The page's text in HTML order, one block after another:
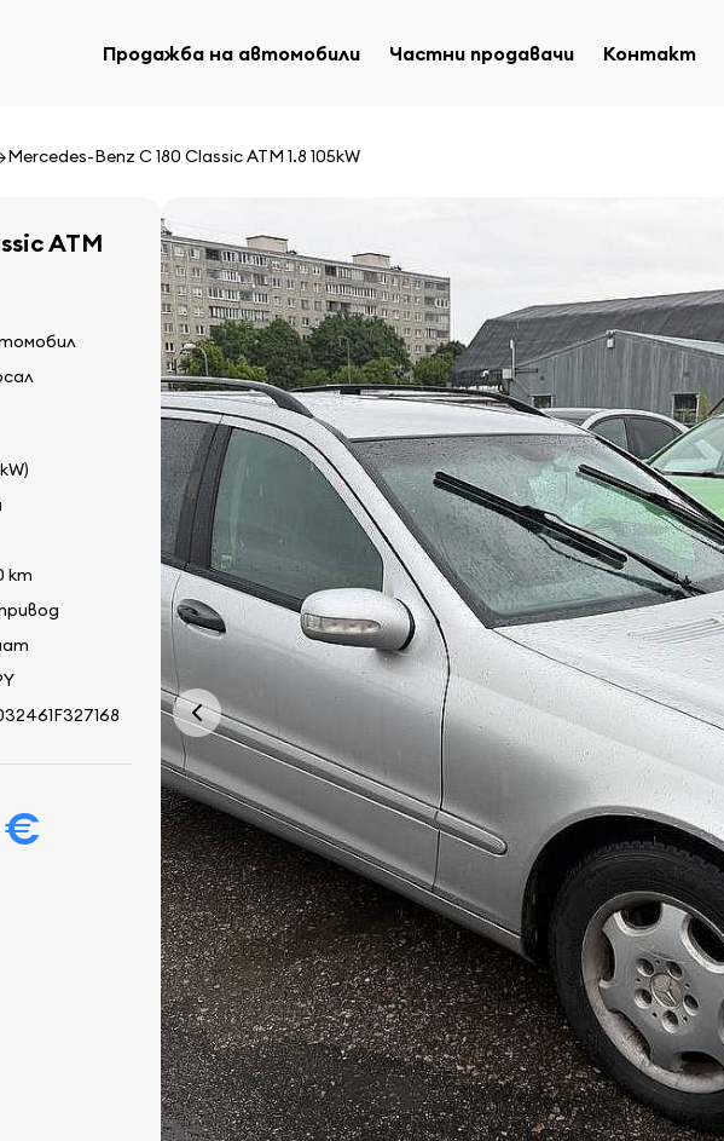
Продажба на автомобили Частни продавачи Контакт
Mercedes-Benz C 180 Classic ATM 1.8 105kW
ATM
km
€